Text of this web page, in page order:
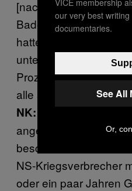
[nachdem Heim sich
Baden-Baden
hatte ihm offenbar
unter keinen
Prozess konfrontiert
alle am besten sei,
NK:
Das Ironische
angeblich floh, um
beschützen—zu einem
NS-Kriegsverbrecher
oder ein paar Jahren
our very best
documentaries.
See All
Or,